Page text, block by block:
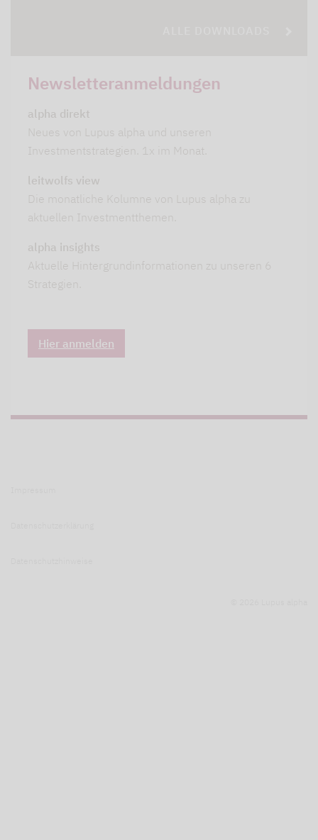
Newsletteranmeldungen
alpha direkt
Neues von Lupus alpha und unseren
Investmentstrategien. 1x im Monat.
leitwolfs view
Die monatliche Kolumne von Lupus alpha zu
aktuellen Investmentthemen.
alpha insights
Aktuelle Hintergrundinformationen zu unseren 6
Strategien.
Hier anmelden